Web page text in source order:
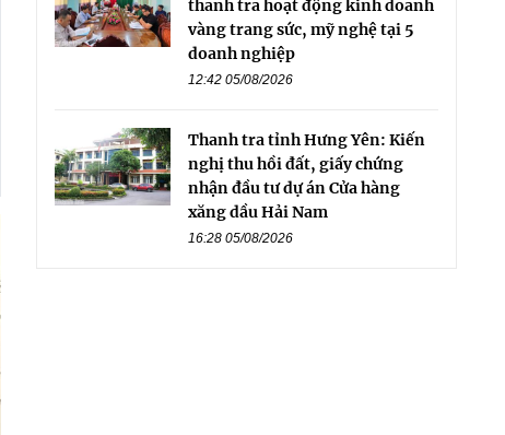
thanh tra hoạt động kinh doanh
vàng trang sức, mỹ nghệ tại 5
doanh nghiệp
12:42 05/08/2026
Thanh tra tỉnh Hưng Yên: Kiến
nghị thu hồi đất, giấy chứng
nhận đầu tư dự án Cửa hàng
xăng dầu Hải Nam
16:28 05/08/2026